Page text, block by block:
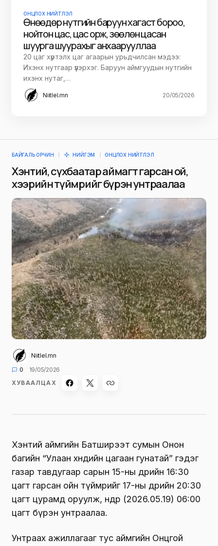
ОНЦЛОХ НИЙТЛЭЛ
Өнөөдөр нутгийн баруун хагаст бороо,
нойтон цас, цас орж, зөөлөн цасан
шуурга шуурахыг анхаарууллаа
20 цаг хүртэлх цаг агаарын урьдчилсан мэдээ:
Ихэнх нутгаар үүлэрхэг. Баруун аймгуудын нутгийн
ихэнх нутаг,…
Niitlel.mn 20/05/2026
БАЙГАЛЬ ОРЧИН НИЙГЭМ ОНЦЛОХ НИЙТЛЭЛ
Хэнтий, сүхбаатар аймагт гарсан ой,
хээрийн түймрийг бүрэн унтраалаа
Niitlel.mn
0
19/05/2026
ХУВААЛЦАХ
Хэнтий аймгийн Батширээт сумын Онон
багийн “Улаан хөндийн цагаан гунатай” гэдэг
газар тавдугаар сарын 15-ны өдрийн 16:30
цагт гарсан ойн түймрийг 17-ны өдрийн 20:30
цагт цурамд оруулж, өнөөдөр (2026.05.19) 06:00
цагт бүрэн унтраалаа.
Унтраах ажиллагааг тус аймгийн Онцгой